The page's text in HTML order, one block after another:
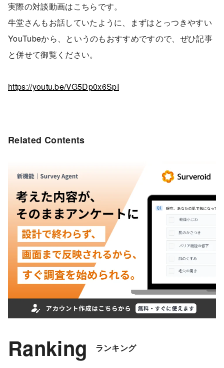
実際の対談動画はこちらです。
牛堂さんもお話していたように、まずはとっつきやすい
YouTubeから、というのもおすすめですので、ぜひ記事
と併せて御覧ください。
https://youtu.be/VG5Dp0x6SpI
Related Contents
Ranking ランキング